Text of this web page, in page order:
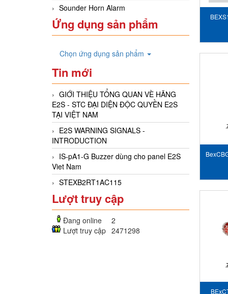
Sounder Horn Alarm
Ứng dụng sản phẩm
Chọn ứng dụng sản phẩm
Tin mới
GIỚI THIỆU TỔNG QUAN VÈ HÃNG
E2S - STC ĐẠI DIỆN ĐỘC QUYỀN E2S
TẠI VIỆT NAM
E2S WARNING SIGNALS -
INTRODUCTION
IS-pA1-G Buzzer dùng cho panel E2S
Viet Nam
STEXB2RT1AC115
Lượt truy cập
Đang online
2
Lượt truy cập 2471298
-